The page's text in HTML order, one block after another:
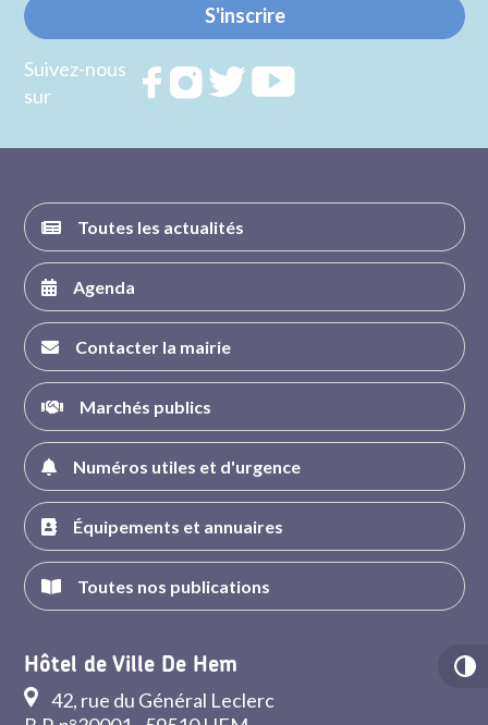
S'inscrire
Suivez-nous
sur
RejoignezRejoignezRejoignez
Toutes les actualités
Agenda
Contacter la mairie
Marchés publics
Numéros utiles et d'urgence
Équipements et annuaires
Toutes nos publications
Hôtel de Ville De Hem
42, rue du Général Leclerc